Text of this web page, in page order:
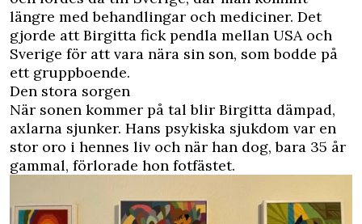
längre med behandlingar och mediciner. Det
gjorde att Birgitta fick pendla mellan USA och
Sverige för att vara nära sin son, som bodde på
ett gruppboende.
Den stora sorgen
När sonen kommer på tal blir Birgitta dämpad,
axlarna sjunker. Hans psykiska sjukdom var en
stor oro i hennes liv och när han dog, bara 35 år
gammal, förlorade hon fotfästet.